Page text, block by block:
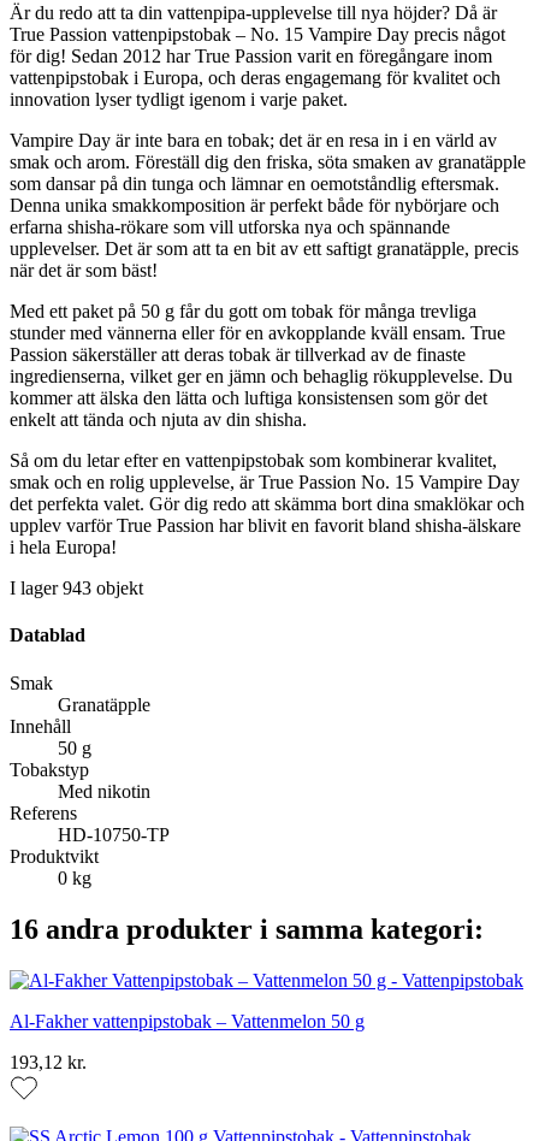
Är du redo att ta din vattenpipa-upplevelse till nya höjder? Då är
True Passion vattenpipstobak – No. 15 Vampire Day precis något
för dig! Sedan 2012 har True Passion varit en föregångare inom
vattenpipstobak i Europa, och deras engagemang för kvalitet och
innovation lyser tydligt igenom i varje paket.
Vampire Day är inte bara en tobak; det är en resa in i en värld av
smak och arom. Föreställ dig den friska, söta smaken av granatäpple
som dansar på din tunga och lämnar en oemotståndlig eftersmak.
Denna unika smakkomposition är perfekt både för nybörjare och
erfarna shisha-rökare som vill utforska nya och spännande
upplevelser. Det är som att ta en bit av ett saftigt granatäpple, precis
när det är som bäst!
Med ett paket på 50 g får du gott om tobak för många trevliga
stunder med vännerna eller för en avkopplande kväll ensam. True
Passion säkerställer att deras tobak är tillverkad av de finaste
ingredienserna, vilket ger en jämn och behaglig rökupplevelse. Du
kommer att älska den lätta och luftiga konsistensen som gör det
enkelt att tända och njuta av din shisha.
Så om du letar efter en vattenpipstobak som kombinerar kvalitet,
smak och en rolig upplevelse, är True Passion No. 15 Vampire Day
det perfekta valet. Gör dig redo att skämma bort dina smaklökar och
upplev varför True Passion har blivit en favorit bland shisha-älskare
i hela Europa!
I lager 943 objekt
Datablad
Smak
Granatäpple
Innehåll
50 g
Tobakstyp
Med nikotin
Referens
HD-10750-TP
Produktvikt
0 kg
16 andra produkter i samma kategori:
Al-Fakher vattenpipstobak – Vattenmelon 50 g
193,12 kr.